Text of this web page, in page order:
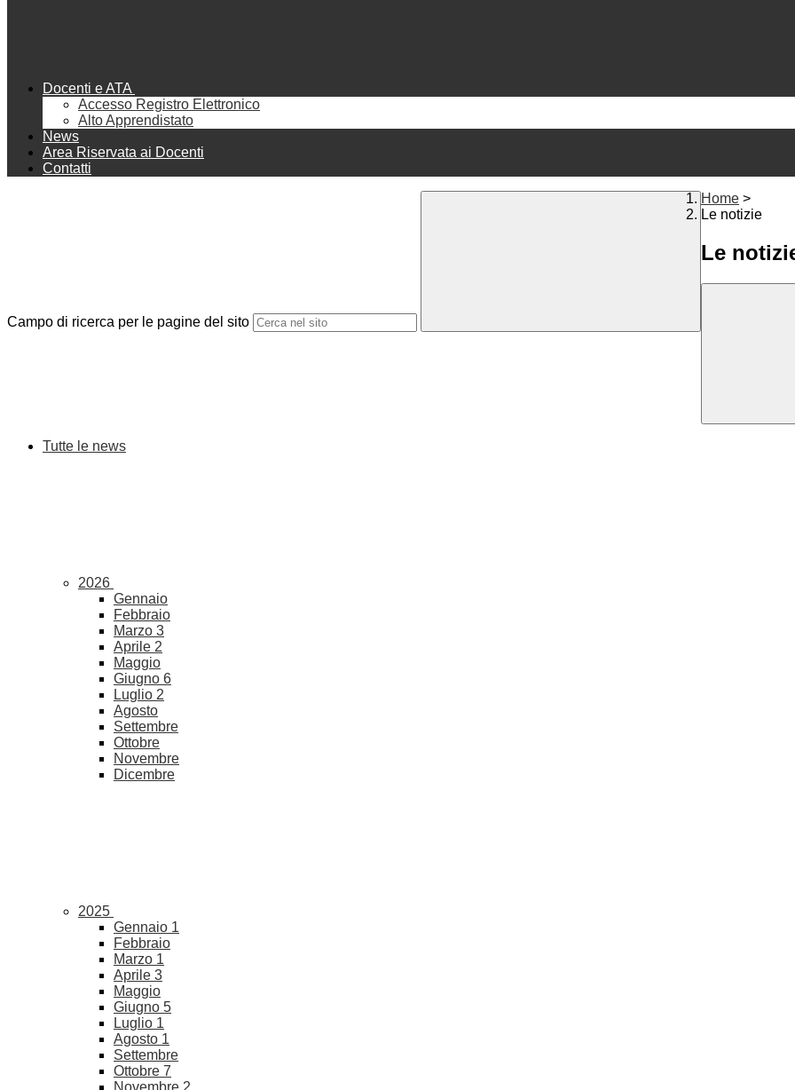
Docenti e ATA
Accesso Registro Elettronico
Alto Apprendistato
News
Area Riservata ai Docenti
Contatti
Campo di ricerca per le pagine del sito
Home >
Le notizie
Le
Tutte le news
2026
Gennaio
Febbraio
Marzo 3
Aprile 2
Maggio
Giugno 6
Luglio 2
Agosto
Settembre
Ottobre
Novembre
Dicembre
2025
Gennaio 1
Febbraio
Marzo 1
Aprile 3
Maggio
Giugno 5
Luglio 1
Agosto 1
Settembre
Ottobre 7